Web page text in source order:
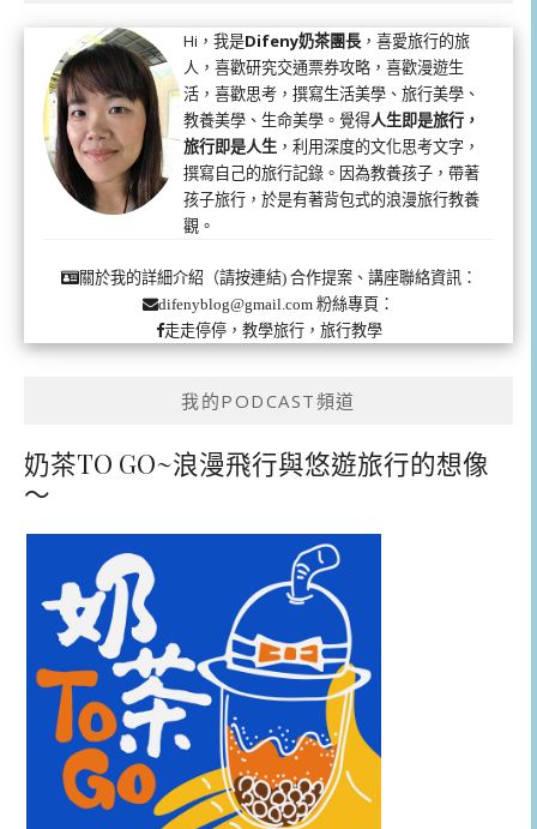
Hi，我是Difeny奶茶團長 ，喜愛旅行的旅
人，喜歡研究交通票券攻略，喜歡漫遊生
活，喜歡思考，撰寫生活美學、旅行美學、
教養美學、生命美學。覺得人生即是旅行，
旅行即是人生 ，利用深度的文化思考文字，
撰寫自己的旅行記錄。因為教養孩子，帶著
孩子旅行，於是有著背包式的浪漫旅行教養
觀。
關於我的詳細介紹（請按連結)合作提案、講座聯絡資訊：
difenyblog@gmail.com 粉絲專頁：
走走停停，教學旅行，旅行教學
我的PODCAST頻道
奶茶TO GO~浪漫飛行與悠遊旅行的想像
～